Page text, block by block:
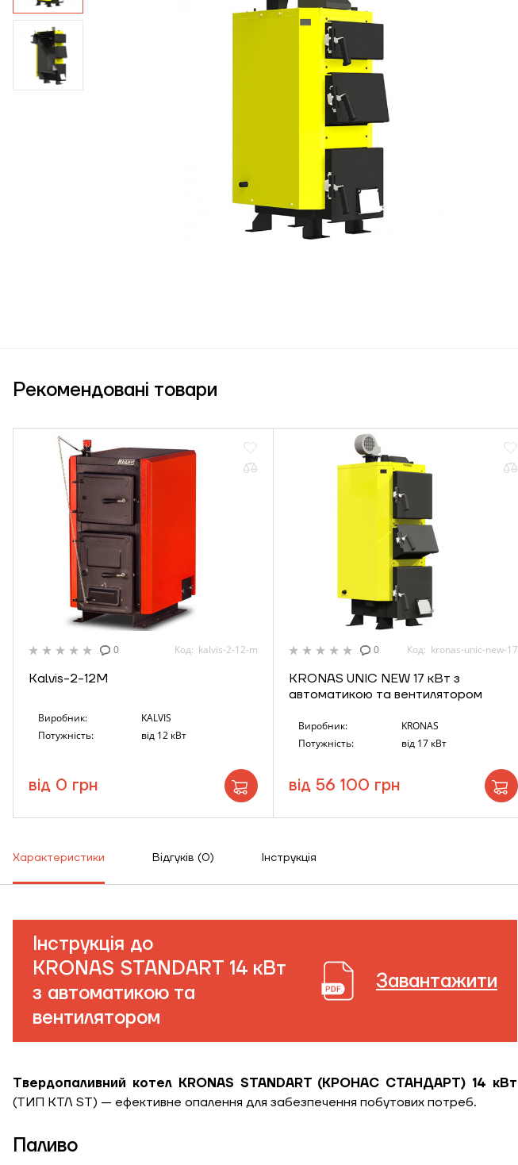
Рекомендовані товари
0 Код: kalvis-2-12-m
Kalvis-2-12М
Виробник:
KALVIS
Потужність:
від 12 кВт
від 0 грн
0 Код: kronas-unic-new-17
KRONAS UNIC NEW 17 кВт з
автоматикою та вентилятором
Виробник:
KRONAS
Потужність:
від 17 кВт
від 56 100 грн
Характеристики Відгуків (0) Інструкція
Інструкція до
KRONAS STANDART 14 кВт
з автоматикою та
вентилятором
Завантажити
Твердопаливний котел KRONAS STANDART (КРОНАС СТАНДАРТ) 14 кВт
(ТИП КТЛ ST) — ефективне опалення для забезпечення побутових потреб.
Паливо